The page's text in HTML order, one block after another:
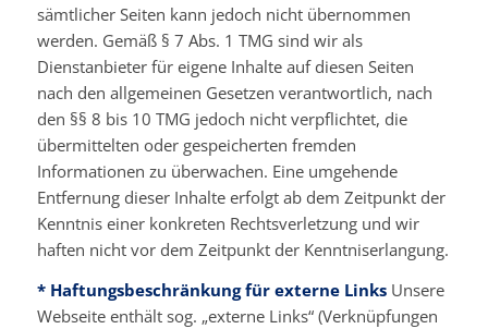
sämtlicher Seiten kann jedoch nicht übernommen
werden. Gemäß § 7 Abs. 1 TMG sind wir als
Dienstanbieter für eigene Inhalte auf diesen Seiten
nach den allgemeinen Gesetzen verantwortlich, nach
den §§ 8 bis 10 TMG jedoch nicht verpflichtet, die
übermittelten oder gespeicherten fremden
Informationen zu überwachen. Eine umgehende
Entfernung dieser Inhalte erfolgt ab dem Zeitpunkt der
Kenntnis einer konkreten Rechtsverletzung und wir
haften nicht vor dem Zeitpunkt der Kenntniserlangung.
* Haftungsbeschränkung für externe LinksUnsere
Webseite enthält sog. „externe Links“ (Verknüpfungen